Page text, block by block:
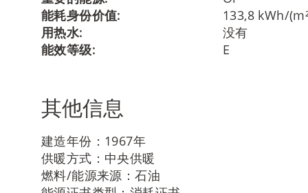
能耗身份价值:
133,8 kWh/
用热水:
没有
能效等级:
E
其他信息
建造年份：1967年
供暖方式：中央供暖
燃料/能源来源：石油